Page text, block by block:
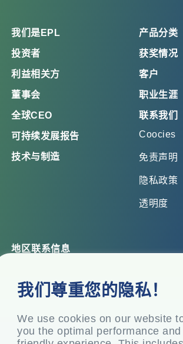
我们尊重您的隐私！
We use cookies on our website
you the optimal performance
我们是EPL
投资者
利益相关方
董事会
全球CEO
可持续发展报告
技术与制造
产品分类
获奖情况
客户
职业生涯
联系我们
Coocies
免责声明
隐私政策
透明度
地区联系信息
Top Floor, Times Tower, Kamala City,
Marg, Lower Parel, Mumbai – 400
注册办事处